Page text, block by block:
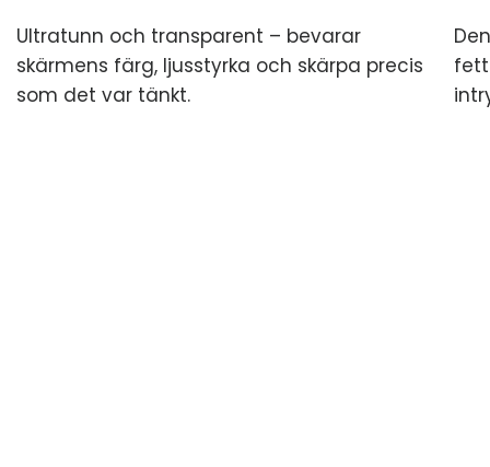
Ultratunn och transparent – bevarar
skärmens färg, ljusstyrka och skärpa precis
som det var tänkt.